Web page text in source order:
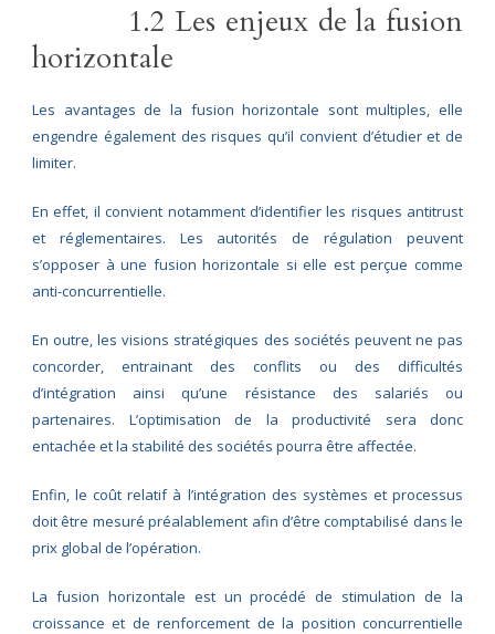
1.2 Les enjeux de la fusion
horizontale
Les avantages de la fusion horizontale sont multiples, elle
engendre également des risques qu’il convient d’étudier et de
limiter.
En effet, il convient notamment d’identifier les risques antitrust
et réglementaires. Les autorités de régulation peuvent
s’opposer à une fusion horizontale si elle est perçue comme
anti-concurrentielle.
En outre, les visions stratégiques des sociétés peuvent ne pas
concorder, entrainant des conflits ou des difficultés
d’intégration ainsi qu’une résistance des salariés ou
partenaires. L’optimisation de la productivité sera donc
entachée et la stabilité des sociétés pourra être affectée.
Enfin, le coût relatif à l’intégration des systèmes et processus
doit être mesuré préalablement afin d’être comptabilisé dans le
prix global de l’opération.
La fusion horizontale est un procédé de stimulation de la
croissance et de renforcement de la position concurrentielle